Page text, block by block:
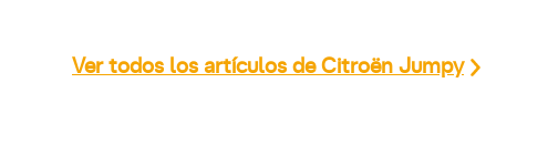
Ver todos los artículos de Citroën Jumpy